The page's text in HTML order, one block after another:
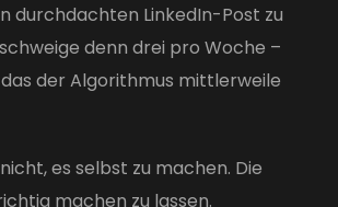
durchdachten LinkedIn-Post zu
denn drei pro Woche –
der Algorithmus mittlerweile
es selbst zu machen. Die
machen zu lassen.